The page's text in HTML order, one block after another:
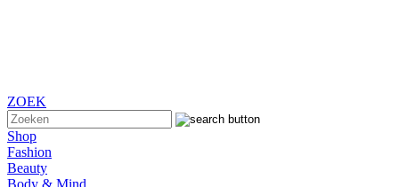
ZOEK
Shop
Fashion
Beauty
Body & Mind